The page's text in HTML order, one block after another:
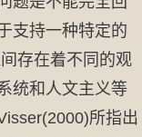
支持一种特定的
存在着不同的观
统和人文主义等
所指出